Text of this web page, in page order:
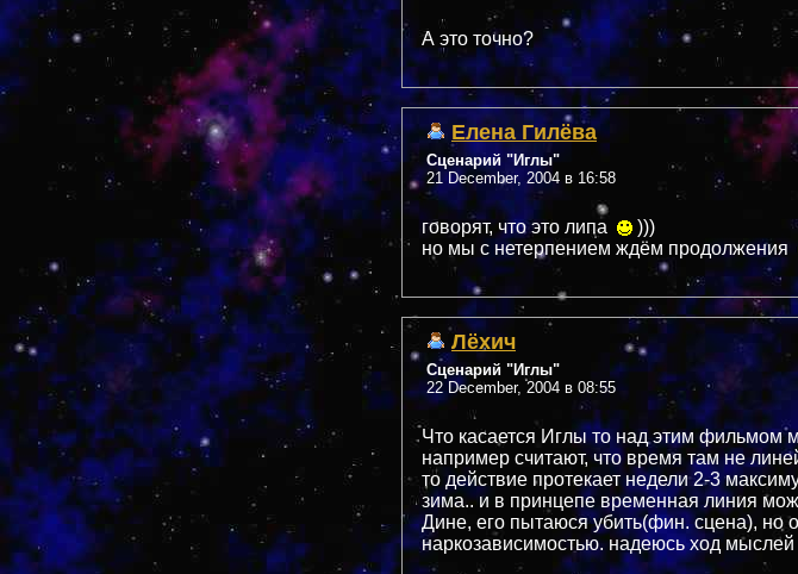
А это точно?
Елена Гилёва
Сценарий "Иглы"
21 December, 2004 в 16:58
говорят, что это липа
)))
но мы с нетерпением ждём продолжения
Лёхич
Сценарий "Иглы"
22 December, 2004 в 08:55
Что касается Иглы то над этим фильмом
например считают, что время там не
то действие протекает недели 2-3
зима.. и в принцепе временная линия
Дине, его пытаюся убить(фин. сцена), но
наркозависимостью. надеюсь ход мыслей